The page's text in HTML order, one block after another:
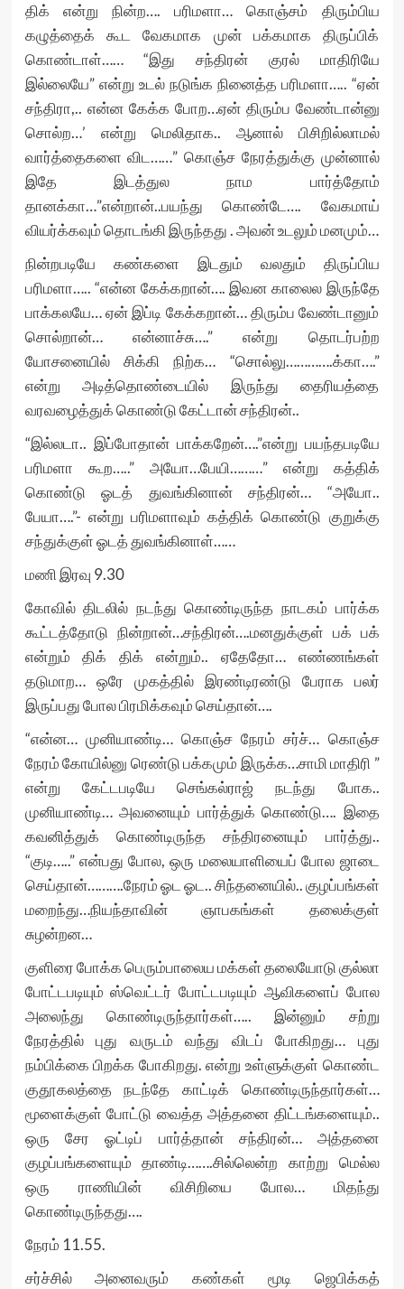
திக் என்று நின்ற…. பரிமளா… கொஞ்சம் திரும்பிய
கழுத்தைக் கூட வேகமாக முன் பக்கமாக திருப்பிக்
கொண்டாள்…… “இது சந்திரன் குரல் மாதிரியே
இல்லையே” என்று உடல் நடுங்க நினைத்த பரிமளா….. “ஏன்
சந்திரா,.. என்ன கேக்க போற…ஏன் திரும்ப வேண்டான்னு
சொல்ற…’ என்று மெலிதாக.. ஆனால் பிசிறில்லாமல்
வார்த்தைகளை விட……” கொஞ்ச நேரத்துக்கு முன்னால்
இதே இடத்துல நாம பார்த்தோம்
தானக்கா…”என்றான்..பயந்து கொண்டே…. வேகமாய்
வியர்க்கவும் தொடங்கி இருந்தது . அவன் உடலும் மனமும்…
நின்றபடியே கண்களை இடதும் வலதும் திருப்பிய
பரிமளா….. “என்ன கேக்கறான்…. இவன காலைல இருந்தே
பாக்கலயே… ஏன் இப்டி கேக்கறான்… திரும்ப வேண்டானும்
சொல்றான்… என்னாச்சு….” என்று தொடர்பற்ற
யோசனையில் சிக்கி நிற்க… “சொல்லு………….க்கா….”
என்று அடித்தொண்டையில் இருந்து தைரியத்தை
வரவழைத்துக் கொண்டு கேட்டான் சந்திரன்..
“இல்லடா.. இப்போதான் பாக்கறேன்….”என்று பயந்தபடியே
பரிமளா கூற…..” அயோ…பேயி………” என்று கத்திக்
கொண்டு ஓடத் துவங்கினான் சந்திரன்… “அயோ..
பேயா….”- என்று பரிமளாவும் கத்திக் கொண்டு குறுக்கு
சந்துக்குள் ஓடத் துவங்கினாள்……
மணி இரவு 9.30
கோவில் திடலில் நடந்து கொண்டிருந்த நாடகம் பார்க்க
கூட்டத்தோடு நின்றான்…சந்திரன்….மனதுக்குள் பக் பக்
என்றும் திக் திக் என்றும்.. ஏதேதோ… எண்ணங்கள்
தடுமாற… ஒரே முகத்தில் இரண்டிரண்டு பேராக பலர்
இருப்பது போல பிரமிக்கவும் செய்தான்….
“என்ன… முனியாண்டி… கொஞ்ச நேரம் சர்ச்… கொஞ்ச
நேரம் கோயில்னு ரெண்டு பக்கமும் இருக்க…சாமி மாதிரி ”
என்று கேட்டபடியே செங்கல்ராஜ் நடந்து போக..
முனியாண்டி… அவனையும் பார்த்துக் கொண்டு…. இதை
கவனித்துக் கொண்டிருந்த சந்திரனையும் பார்த்து..
“குடி…..” என்பது போல, ஒரு மலையாளியைப் போல ஜாடை
செய்தான்……….நேரம் ஓட ஓட.. சிந்தனையில்.. குழப்பங்கள்
மறைந்து…நியந்தாவின் ஞாபகங்கள் தலைக்குள்
சுழன்றன…
குளிரை போக்க பெரும்பாலைய மக்கள் தலையோடு குல்லா
போட்டபடியும் ஸ்வெட்டர் போட்டபடியும் ஆவிகளைப் போல
அலைந்து கொண்டிருந்தார்கள்….. இன்னும் சற்று
நேரத்தில் புது வருடம் வந்து விடப் போகிறது… புது
நம்பிக்கை பிறக்க போகிறது. என்று உள்ளுக்குள் கொண்ட
குதூகலத்தை நடந்தே காட்டிக் கொண்டிருந்தார்கள்…
மூளைக்குள் போட்டு வைத்த அத்தனை திட்டங்களையும்..
ஒரு சேர ஓட்டிப் பார்த்தான் சந்திரன்… அத்தனை
குழப்பங்களையும் தாண்டி…….சில்லென்ற காற்று மெல்ல
ஒரு ராணியின் விசிறியை போல… மிதந்து
கொண்டிருந்தது….
நேரம் 11.55.
சர்ச்சில் அனைவரும் கண்கள் மூடி ஜெபிக்கத்